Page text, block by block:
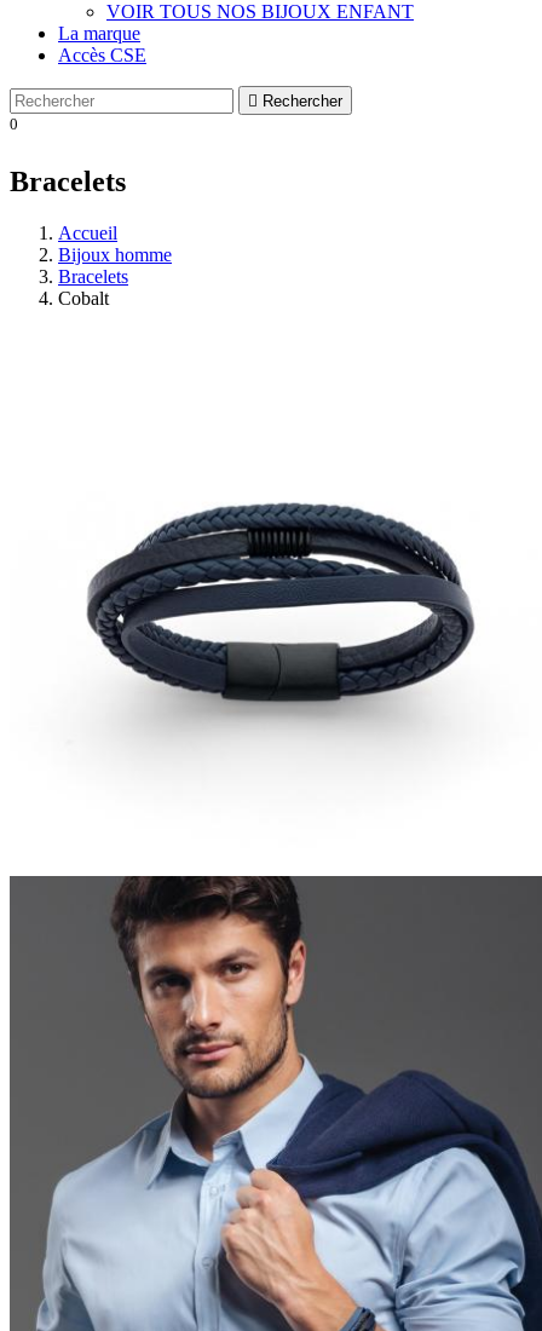
VOIR TOUS NOS BIJOUX ENFANT
La marque
Accès CSE
 Rechercher
0
Bracelets
Accueil
Bijoux homme
Bracelets
Cobalt